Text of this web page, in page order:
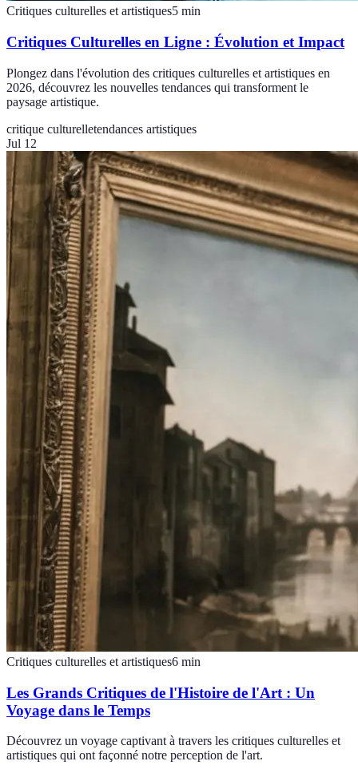
Critiques culturelles et artistiques5 min
Critiques Culturelles en Ligne : Évolution et Impact
Plongez dans l'évolution des critiques culturelles et artistiques en
2026, découvrez les nouvelles tendances qui transforment le
paysage artistique.
critique culturelletendances artistiques
Jul 12
Critiques culturelles et artistiques6 min
Les Grands Critiques de l'Histoire de l'Art : Un
Voyage dans le Temps
Découvrez un voyage captivant à travers les critiques culturelles et
artistiques qui ont façonné notre perception de l'art.